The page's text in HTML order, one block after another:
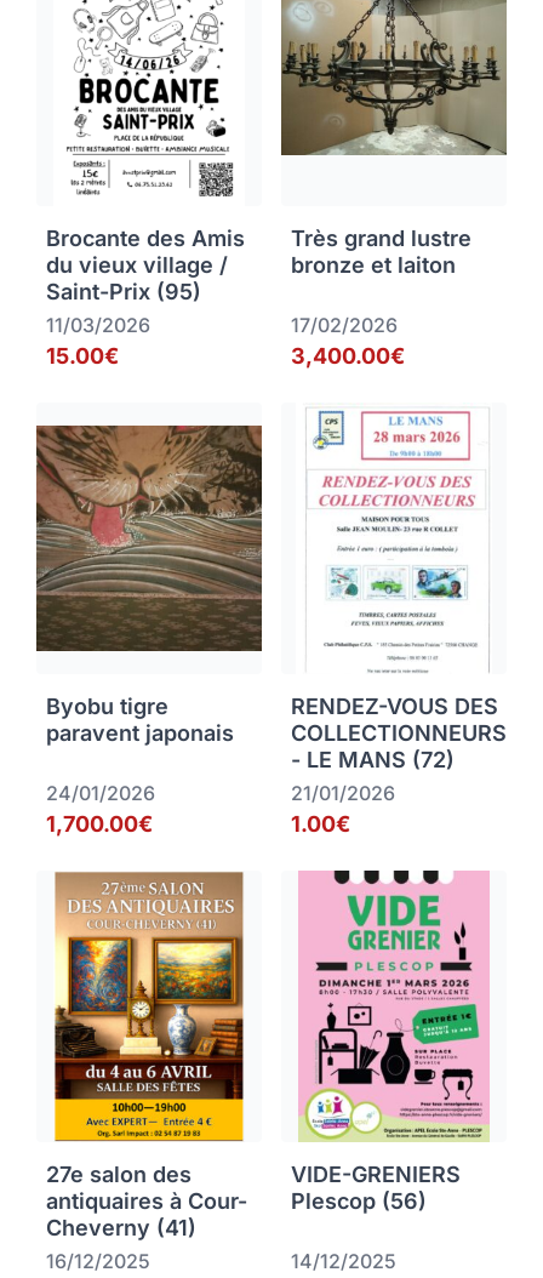
Brocante des Amis
du vieux village /
Saint-Prix (95)
11/03/2026
15.00€
Très grand lustre
bronze et laiton
17/02/2026
3,400.00€
Byobu tigre
paravent japonais
24/01/2026
1,700.00€
RENDEZ-VOUS DES
COLLECTIONNEURS
- LE MANS (72)
21/01/2026
1.00€
27e salon des
antiquaires à Cour-
Cheverny (41)
16/12/2025
VIDE-GRENIERS
Plescop (56)
14/12/2025